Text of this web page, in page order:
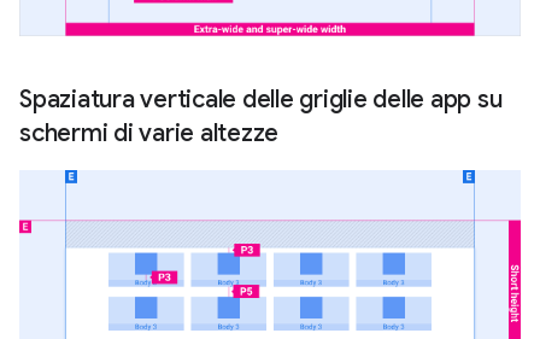
Spaziatura verticale delle griglie delle app su
schermi di varie altezze